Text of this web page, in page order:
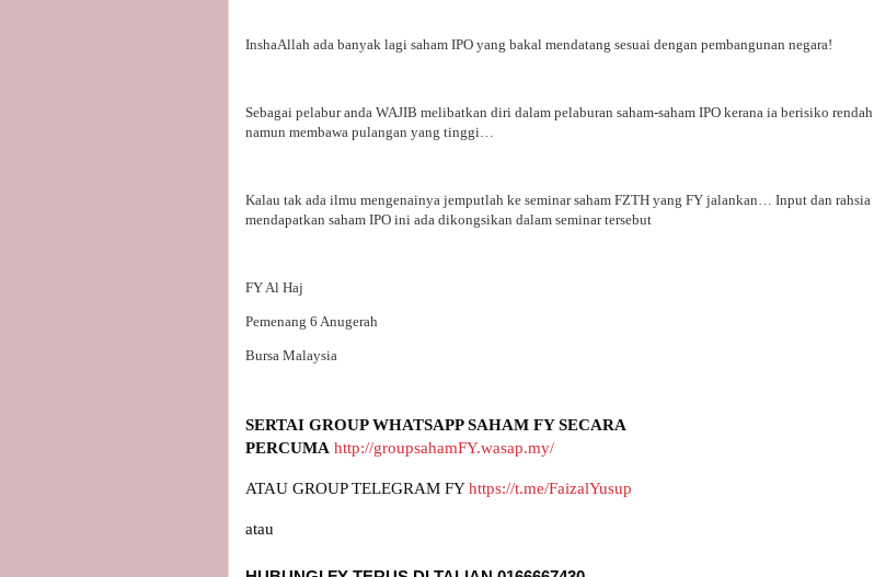
InshaAllah ada banyak lagi saham IPO yang bakal mendatang sesuai dengan pembangunan negara!
Sebagai pelabur anda WAJIB melibatkan diri dalam pelaburan saham-saham IPO kerana ia berisiko rendah
namun membawa pulangan yang tinggi…
Kalau tak ada ilmu mengenainya jemputlah ke seminar saham FZTH yang FY jalankan… Input dan rahsia
mendapatkan saham IPO ini ada dikongsikan dalam seminar tersebut
FY Al Haj
Pemenang 6 Anugerah
Bursa Malaysia
SERTAI GROUP WHATSAPP SAHAM FY SECARA
PERCUMA http://groupsahamFY.wasap.my/
ATAU GROUP TELEGRAM FY https://t.me/FaizalYusup